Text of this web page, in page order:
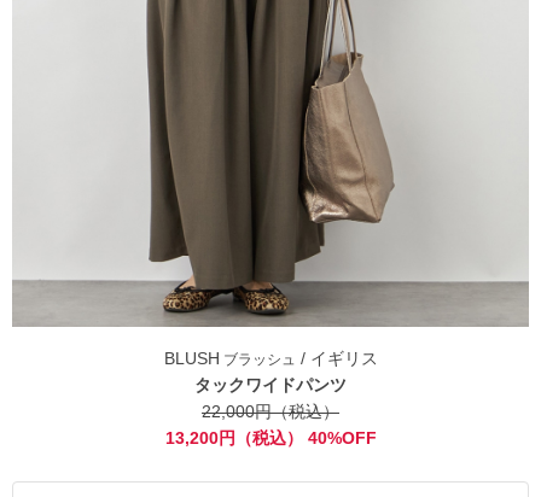
BLUSH ブラッシュ / イギリス
タックワイドパンツ
22,000円（税込）
13,200円（税込） 40%OFF